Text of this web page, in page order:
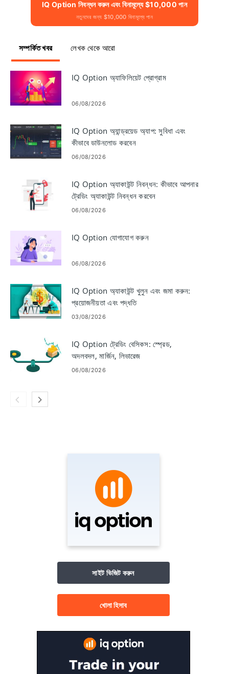
IQ Option নিবন্ধন করুন এবং বিনামূল্যে $10,000 পান
নতুনদের জন্য $10,000 বিনামূল্যে পান
সম্পর্কিত খবর লেখক থেকে আরো
IQ Option অ্যাফিলিয়েট প্রোগ্রাম
06/08/2026
IQ Option অ্যান্ড্রয়েড অ্যাপ: সুবিধা এবং
কীভাবে ডাউনলোড করবেন
06/08/2026
IQ Option অ্যাকাউন্ট নিবন্ধন: কীভাবে আপনার
ট্রেডিং অ্যাকাউন্ট নিবন্ধন করবেন
06/08/2026
IQ Option যোগাযোগ করুন
06/08/2026
IQ Option অ্যাকাউন্ট খুলুন এবং জমা করুন:
প্রয়োজনীয়তা এবং পদ্ধতি
03/08/2026
IQ Option ট্রেডিং বেসিকস: স্প্রেড,
অদলবদল, মার্জিন, লিভারেজ
06/08/2026
সাইট ভিজিট করুন
খোলা হিসাব